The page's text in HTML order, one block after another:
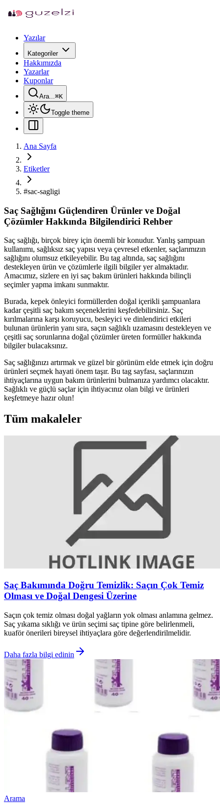
Yazılar
Kategoriler
Hakkımızda
Yazarlar
Kuponlar
Ara...⌘K
Toggle theme
Ana Sayfa
Etiketler
#sac-sagligi
Saç Sağlığını Güçlendiren Ürünler ve Doğal
Çözümler Hakkında Bilgilendirici Rehber
Saç sağlığı, birçok birey için önemli bir konudur. Yanlış şampuan
kullanımı, sağlıksız saç yapısı veya çevresel etkenler, saçlarımızın
sağlığını olumsuz etkileyebilir. Bu tag altında, saç sağlığını
destekleyen ürün ve çözümlerle ilgili bilgiler yer almaktadır.
Amacımız, sizlere en iyi saç bakım ürünleri hakkında bilinçli
seçimler yapma imkanı sunmaktır.
Burada, kepek önleyici formüllerden doğal içerikli şampuanlara
kadar çeşitli saç bakım seçeneklerini keşfedebilirsiniz. Saç
kırılmalarına karşı koruyucu, besleyici ve dinlendirici etkileri
bulunan ürünlerin yanı sıra, saçın sağlıklı uzamasını destekleyen ve
çeşitli saç sorunlarına doğal çözümler üreten formüller hakkında
bilgiler bulacaksınız.
Saç sağlığınızı artırmak ve güzel bir görünüm elde etmek için doğru
ürünleri seçmek hayati önem taşır. Bu tag sayfası, saçlarınızın
ihtiyaçlarına uygun bakım ürünlerini bulmanıza yardımcı olacaktır.
Sağlıklı ve güçlü saçlar için ihtiyacınız olan bilgi ve ürünleri
keşfetmeye hazır olun!
Tüm makaleler
Saç Bakımında Doğru Temizlik: Saçın Çok Temiz
Olması ve Doğal Dengesi Üzerine
Saçın çok temiz olması doğal yağların yok olması anlamına gelmez.
Saç yıkama sıklığı ve ürün seçimi saç tipine göre belirlenmeli,
kuaför önerileri bireysel ihtiyaçlara göre değerlendirilmelidir.
Daha fazla bilgi edinin
Arama